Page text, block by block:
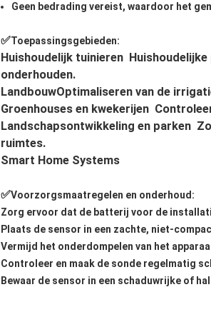
Geen bedrading vereist, waardoor het
✅Toepassingsgebieden:
Huishoudelijk tuinieren
onderhouden.
LandbouwOptimaliseren van de
Groenhouses en kwekerijen
Landschapsontwikkeling en parken
ruimtes.
Smart Home Systems
✅Voorzorgsmaatregelen en onderhoud:
Zorg ervoor dat de batterij voor de
Plaats de sensor in een zachte, niet-
Vermijd het onderdompelen van het
Controleer en maak de sonde regelmatig
Bewaar de sensor in een schaduwrijke of